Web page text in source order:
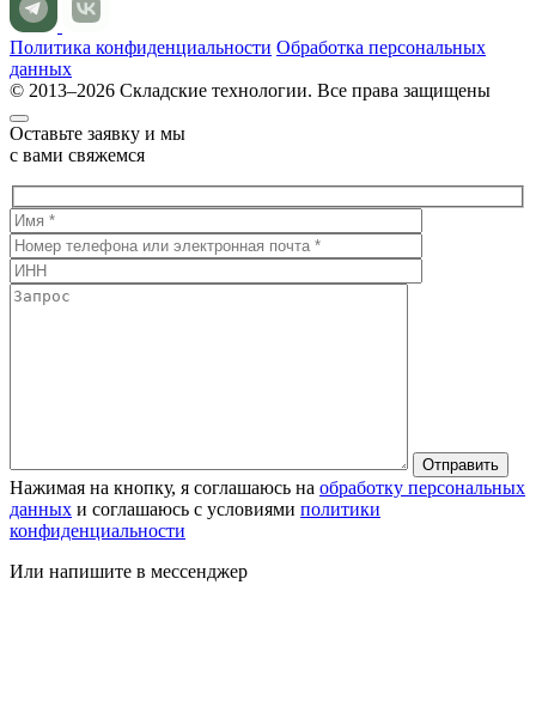
Политика конфиденциальности Обработка персональных
данных
© 2013–2026 Складские технологии. Все права защищены
Оставьте заявку и мы
с вами свяжемся
Нажимая на кнопку, я соглашаюсь на обработку персональных
данных и соглашаюсь с условиями политики
конфиденциальности
Или напишите в мессенджер